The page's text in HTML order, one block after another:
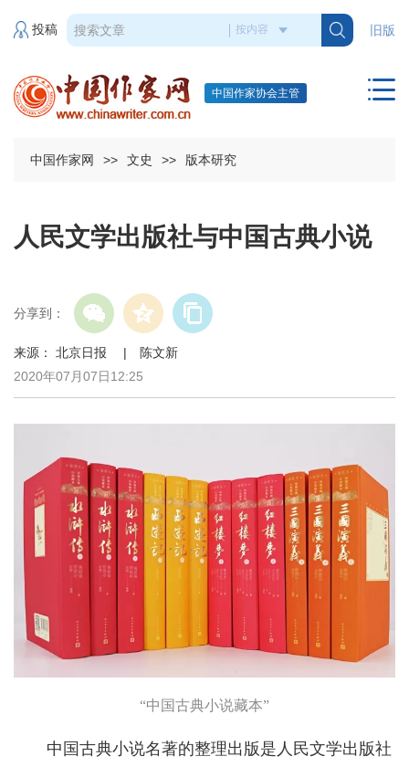
旧版
投稿
中国作家协会主管
中国作家网 >> 文史 >> 版本研究
人民文学出版社与中国古典小说
分享到：
来源： 北京日报 | 陈文新
2020年07月07日12:25
“中国古典小说藏本”
中国古典小说名著的整理出版是人民文学出版社